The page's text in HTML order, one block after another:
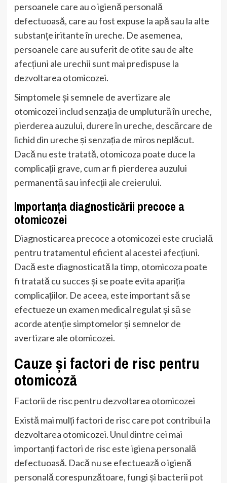
persoanele care au o igienă personală
defectuoasă, care au fost expuse la apă sau la alte
substanțe iritante în ureche. De asemenea,
persoanele care au suferit de otite sau de alte
afecțiuni ale urechii sunt mai predispuse la
dezvoltarea otomicozei.
Simptomele și semnele de avertizare ale
otomicozei includ senzația de umplutură în ureche,
pierderea auzului, durere în ureche, descărcare de
lichid din ureche și senzația de miros neplăcut.
Dacă nu este tratată, otomicoza poate duce la
complicații grave, cum ar fi pierderea auzului
permanentă sau infecții ale creierului.
Importanța diagnosticării precoce a
otomicozei
Diagnosticarea precoce a otomicozei este crucială
pentru tratamentul eficient al acestei afecțiuni.
Dacă este diagnosticată la timp, otomicoza poate
fi tratată cu succes și se poate evita apariția
complicațiilor. De aceea, este important să se
efectueze un examen medical regulat și să se
acorde atenție simptomelor și semnelor de
avertizare ale otomicozei.
Cauze și factori de risc pentru
otomicoză
Factorii de risc pentru dezvoltarea otomicozei
Există mai mulți factori de risc care pot contribui la
dezvoltarea otomicozei. Unul dintre cei mai
importanți factori de risc este igiena personală
defectuoasă. Dacă nu se efectuează o igienă
personală corespunzătoare, fungi și bacterii pot